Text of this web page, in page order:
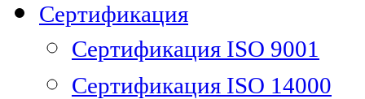
Сертификация
Сертификация ISO 9001
Сертификация ISO 14000